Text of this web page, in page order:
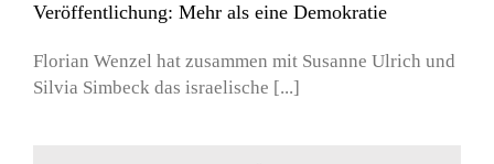
Veröffentlichung: Mehr als eine Demokratie
Florian Wenzel hat zusammen mit Susanne Ulrich und
Silvia Simbeck das israelische [...]